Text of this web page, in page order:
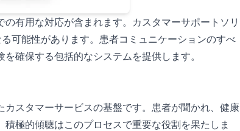
有用な対応が含まれます。カスタマーサポートソリ
可能性があります。患者コミュニケーションのすべ
確保する包括的なシステムを提供します。
スタマーサービスの基盤です。患者が聞かれ、健康
極的傾聴はこのプロセスで重要な役割を果たしま